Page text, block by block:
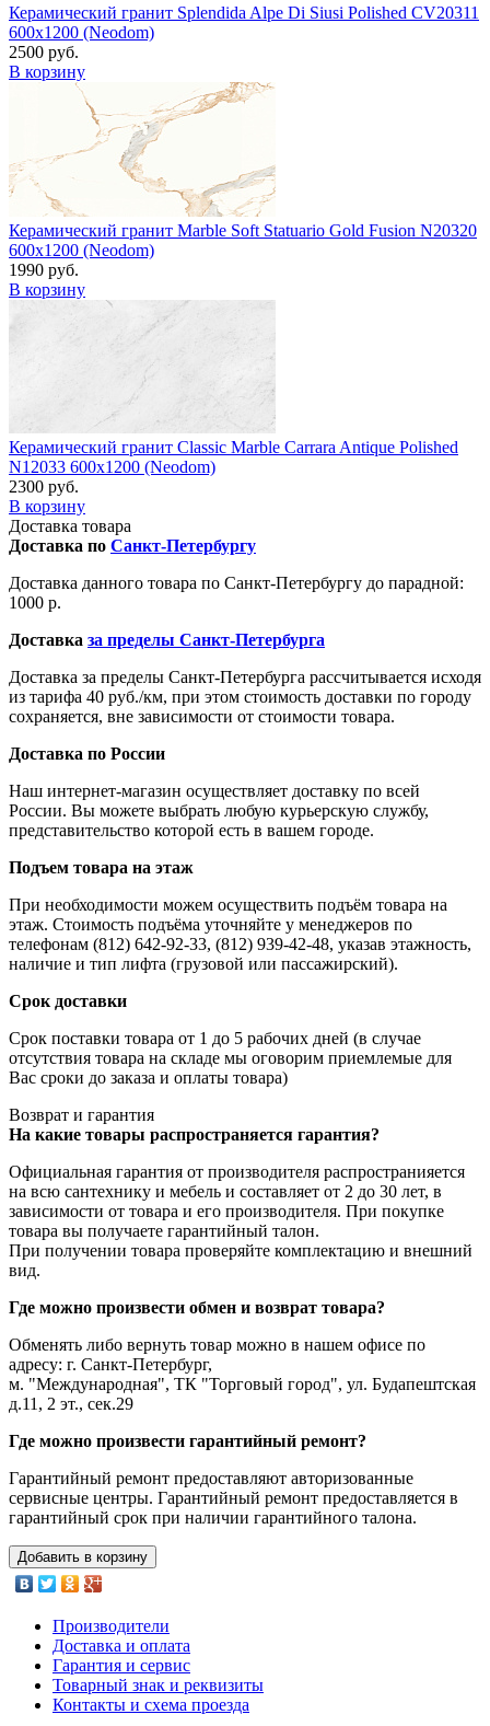
Керамический гранит Splendida Alpe Di Siusi Polished CV20311
600x1200 (Neodom)
2500 руб.
В корзину
Керамический гранит Marble Soft Statuario Gold Fusion N20320
600x1200 (Neodom)
1990 руб.
В корзину
Керамический гранит Classic Marble Carrara Antique Polished
N12033 600x1200 (Neodom)
2300 руб.
В корзину
Доставка товара
Доставка по Санкт-Петербургу
Доставка данного товара по Санкт-Петербургу до парадной:
1000 р.
Доставка за пределы Санкт-Петербурга
Доставка за пределы Санкт-Петербурга рассчитывается исходя
из тарифа 40 руб./км, при этом стоимость доставки по городу
сохраняется, вне зависимости от стоимости товара.
Доставка по России
Наш интернет-магазин осуществляет доставку по всей
России. Вы можете выбрать любую курьерскую службу,
представительство которой есть в вашем городе.
Подъем товара на этаж
При необходимости можем осуществить подъём товара на
этаж. Стоимость подъёма уточняйте у менеджеров по
телефонам (812) 642-92-33, (812) 939-42-48, указав этажность,
наличие и тип лифта (грузовой или пассажирский).
Срок доставки
Срок поставки товара от 1 до 5 рабочих дней (в случае
отсутствия товара на складе мы оговорим приемлемые для
Вас сроки до заказа и оплаты товара)
Возврат и гарантия
На какие товары распространяется гарантия?
Официальная гарантия от производителя распространияется
на всю сантехнику и мебель и составляет от 2 до 30 лет, в
зависимости от товара и его производителя. При покупке
товара вы получаете гарантийный талон.
При получении товара проверяйте комплектацию и внешний
вид.
Где можно произвести обмен и возврат товара?
Обменять либо вернуть товар можно в нашем офисе по
адресу: г. Санкт-Петербург,
м. "Международная", ТК "Торговый город", ул. Будапештская
д.11, 2 эт., сек.29
Где можно произвести гарантийный ремонт?
Гарантийный ремонт предоставляют авторизованные
сервисные центры. Гарантийный ремонт предоставляется в
гарантийный срок при наличии гарантийного талона.
Добавить в корзину
Производители
Доставка и оплата
Гарантия и сервис
Товарный знак и реквизиты
Контакты и схема проезда